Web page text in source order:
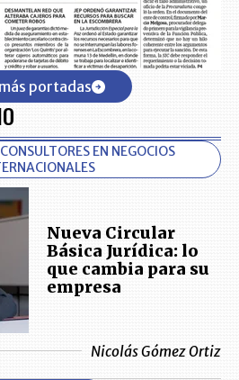
portadas
EN NEGOCIOS
Nueva Circular
Básica Jurídica: lo
que cambia para su
empresa
Nicolás Gómez Ortiz